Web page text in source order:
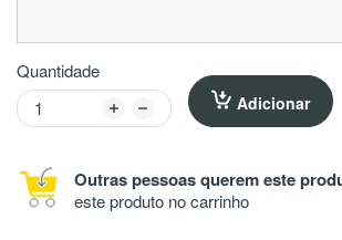
Quantidade
Adicionar
Outras pessoas querem este
este produto no carrinho